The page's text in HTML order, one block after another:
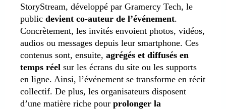
StoryStream, développé par Gramercy Tech, le
public devient co-auteur de l’événement.
Concrètement, les invités envoient photos, vidéos,
audios ou messages depuis leur smartphone. Ces
contenus sont, ensuite, agrégés et diffusés en
temps réel sur les écrans du site ou les supports
en ligne. Ainsi, l’événement se transforme en récit
collectif. De plus, les organisateurs disposent
d’une matière riche pour prolonger la